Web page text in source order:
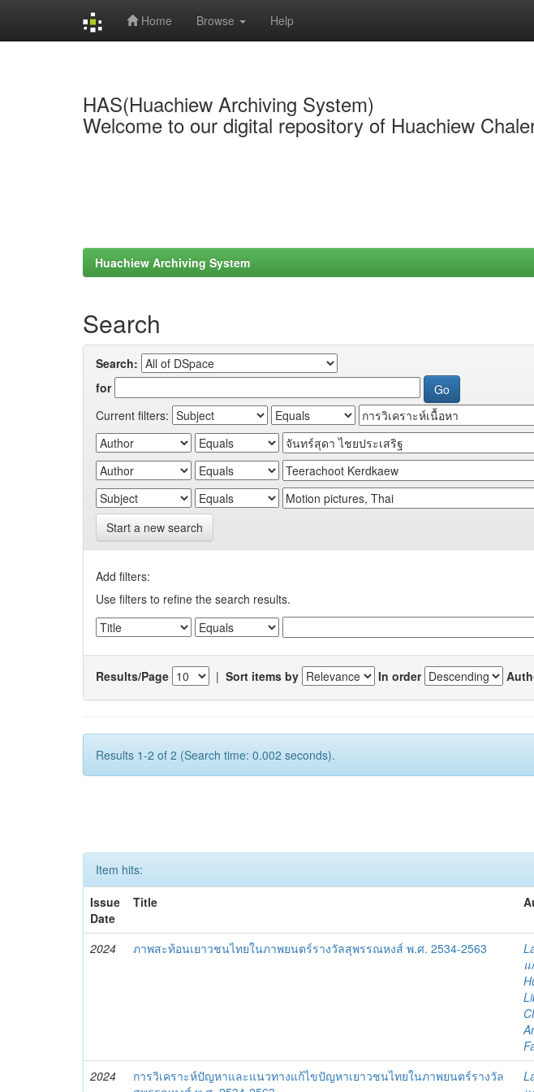
Home Browse Help
HAS(Huachiew Archiving System)
Welcome to our digital repository of Huachiew
Huachiew Archiving System
Search
Search:
for
Current filters:
Start a new search
Add filters:
Use filters to refine the search results.
Results/Page | Sort items by In order
Results 1-2 of 2 (Search time: 0.002 seconds).
Item hits:
Issue
Date
Title
2024 ภาพสะท้อนเยาวชนไทยในภาพยนตร์รางวัลสุพรรณหงส์ พ.ศ. 2534-2563
แ
2024
การวิเคราะห์ปัญหาและแนวทางแก้ไขปัญหาเยาวชนไทยในภาพยนตร์รางวัล